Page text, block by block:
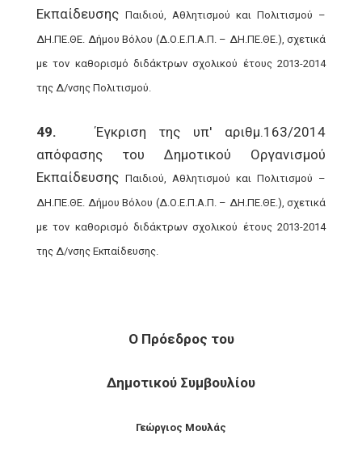
Εκπαίδευσης Παιδιού, Αθλητισμού και Πολιτισμού –
ΔΗ.ΠΕ.ΘΕ. Δήμου Βόλου (Δ.Ο.Ε.Π.Α.Π. – ΔΗ.ΠΕ.ΘΕ.), σχετικά
με τον καθορισμό διδάκτρων σχολικού έτους 2013-2014
της Δ/νσης Πολιτισμού.
49. Έγκριση της υπ' αριθμ.163/2014
απόφασης του Δημοτικού Οργανισμού
Εκπαίδευσης Παιδιού, Αθλητισμού και Πολιτισμού –
ΔΗ.ΠΕ.ΘΕ. Δήμου Βόλου (Δ.Ο.Ε.Π.Α.Π. – ΔΗ.ΠΕ.ΘΕ.), σχετικά
με τον καθορισμό διδάκτρων σχολικού έτους 2013-2014
της Δ/νσης Εκπαίδευσης.
Ο Πρόεδρος του
Δημοτικού Συμβουλίου
Γεώργιος Μουλάς